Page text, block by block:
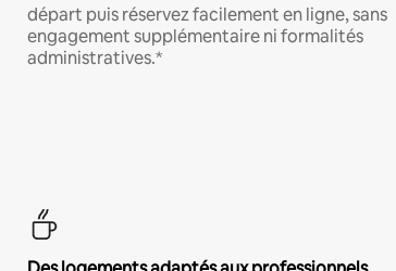
départ puis réservez facilement en ligne, sans
engagement supplémentaire ni formalités
administratives.*